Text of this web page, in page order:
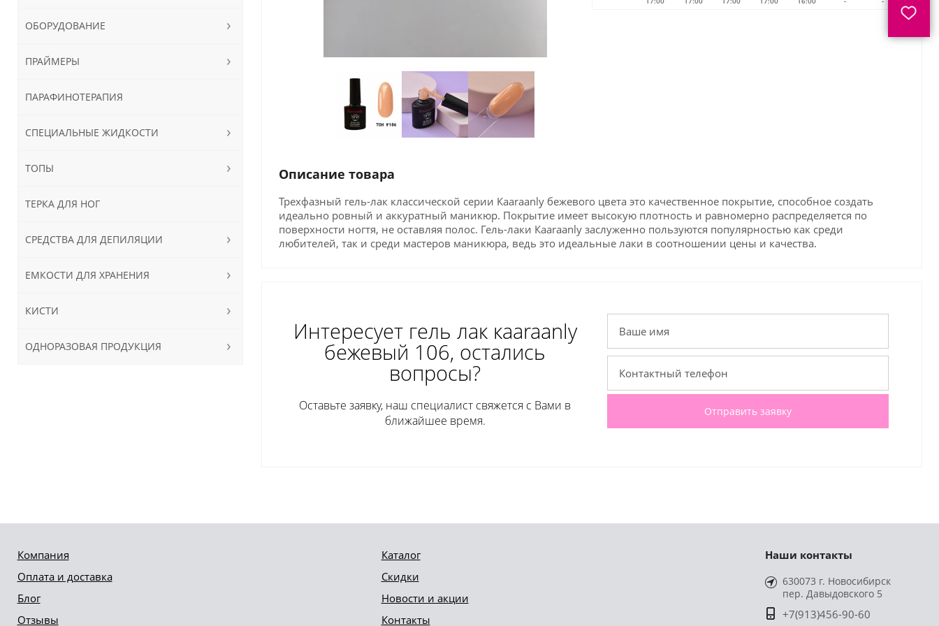
Описание товара
Трехфазный гель-лак классической серии Кaaraanly бежевого цвета это качественное покрытие, способное создать
идеально ровный и аккуратный маникюр. Покрытие имеет высокую плотность и равномерно распределяется по
поверхности ногтя, не оставляя полос. Гель-лаки Кaaraanly заслуженно пользуются популярностью как среди
любителей, так и среди мастеров маникюра, ведь это идеальные лаки в соотношении цены и качества.
Интересует гель лак кaaraanly
бежевый 106, остались
вопросы?
Оставьте заявку, наш специалист свяжется с Вами в
ближайшее время.
Отправить заявку
ОБОРУДОВАНИЕ
ПРАЙМЕРЫ
ПАРАФИНОТЕРАПИЯ
СПЕЦИАЛЬНЫЕ ЖИДКОСТИ
ТОПЫ
ТЕРКА ДЛЯ НОГ
СРЕДСТВА ДЛЯ ДЕПИЛЯЦИИ
ЕМКОСТИ ДЛЯ ХРАНЕНИЯ
КИСТИ
ОДНОРАЗОВАЯ ПРОДУКЦИЯ
Компания
Оплата и доставка
Блог
Отзывы
Каталог
Скидки
Новости и акции
Контакты
Наши контакты
630073 г. Новосибирск
пер. Давыдовского 5
+7(913)456-90-60